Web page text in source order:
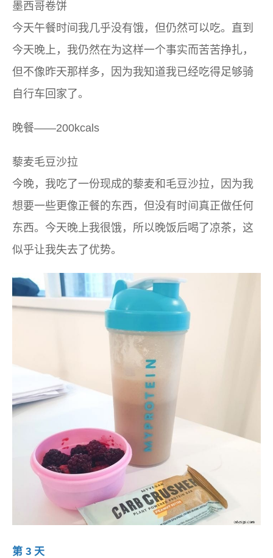
墨西哥卷饼
今天午餐时间我几乎没有饿，但仍然可以吃。直到
今天晚上，我仍然在为这样一个事实而苦苦挣扎，
但不像昨天那样多，因为我知道我已经吃得足够骑
自行车回家了。
晚餐——200kcals
藜麦毛豆沙拉
今晚，我吃了一份现成的藜麦和毛豆沙拉，因为我
想要一些更像正餐的东西，但没有时间真正做任何
东西。今天晚上我很饿，所以晚饭后喝了凉茶，这
似乎让我失去了优势。
第 3 天